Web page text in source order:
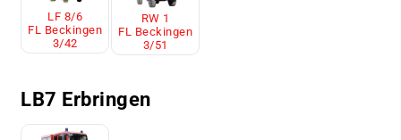
LF 8/6
FL Beckingen
3/42
RW 1
FL Beckingen
3/51
LB7 Erbringen